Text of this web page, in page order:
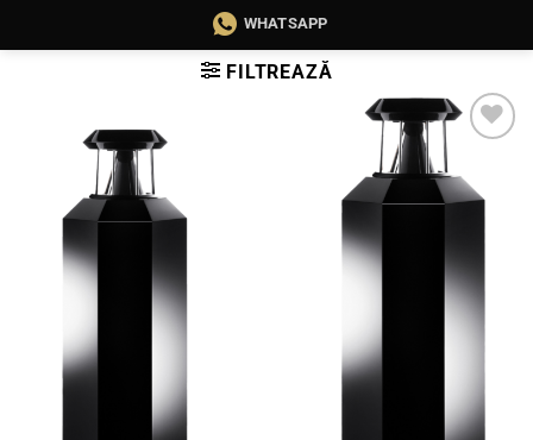
WHATSAPP
FILTREAZĂ
WISHLIST